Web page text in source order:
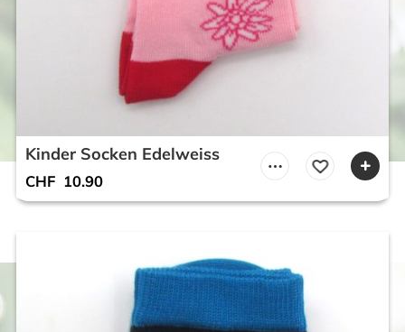
Kinder Socken Edelweiss
CHF 10.90